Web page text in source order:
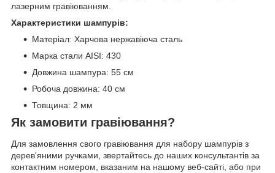
лазерним гравіюванням.
Характеристики шампурів:
Матеріал: Харчова нержавіюча сталь
Марка стали AISI: 430
Довжина шампура: 55 см
Робоча довжина: 40 см
Товщина: 2 мм
Як замовити гравіювання?
Для замовлення свого гравіювання для набору шампурів з
дерев'яними ручками, звертайтесь до наших консультантів за
контактним номером, вказаним на нашому веб-сайті, або при